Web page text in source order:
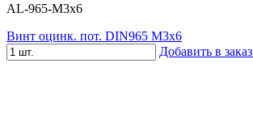
AL-965-M3х6
Винт оцинк. пот. DIN965 М3х6
Добавить в заказ